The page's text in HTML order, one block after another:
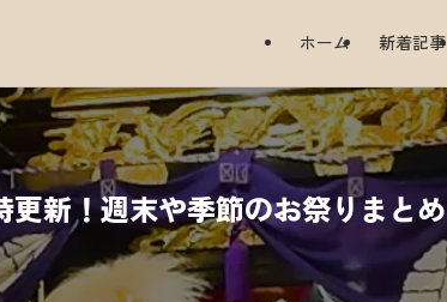
ホーム 新着記事
更新！週末や季節のお祭りまとめ